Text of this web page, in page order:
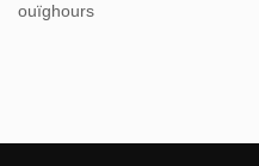
ouïghours